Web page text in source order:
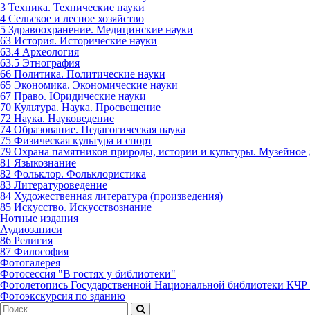
3 Техника. Технические науки
4 Сельское и лесное хозяйство
5 Здравоохранение. Медицинские науки
63 История. Исторические науки
63.4 Археология
63.5 Этнография
66 Политика. Политические науки
65 Экономика. Экономические науки
67 Право. Юридические науки
70 Культура. Наука. Просвещение
72 Наука. Науковедение
74 Образование. Педагогическая наука
75 Физическая культура и спорт
79 Охрана памятников природы, истории и культуры. Музейное
81 Языкознание
82 Фольклор. Фольклористика
83 Литературоведение
84 Художественная литература (произведения)
85 Искусство. Искусствознание
Нотные издания
Аудиозаписи
86 Религия
87 Философия
Фотогалерея
Фотосессия "В гостях у библиотеки"
Фотолетопись Государственной Национальной библиотеки
Фотоэкскурсия по зданию